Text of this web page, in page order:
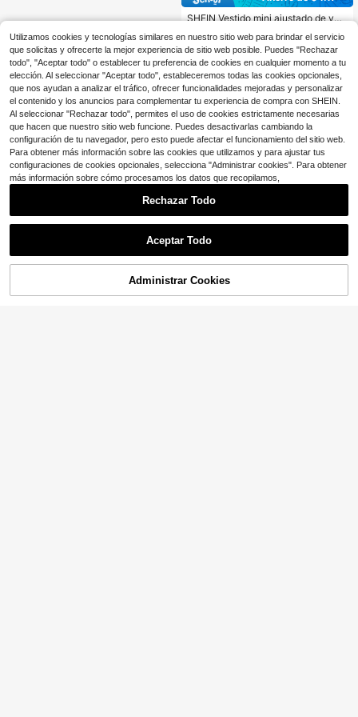
SHEIN Vestido mini ajustado de ver
hombros y estampado floral amarill
o crema para adolescentes
$4.52 -48%
¡34% DE DESCUENTO!
Utilizamos cookies y tecnologías similares en nuestro sitio web para brindar el servicio
que solicitas y ofrecerte la mejor experiencia de sitio web posible. Puedes "Rechazar
todo", "Aceptar todo" o establecer tu preferencia de cookies en cualquier momento a tu
elección. Al seleccionar "Aceptar todo", estableceremos todas las cookies opcionales,
que nos ayudan a analizar el tráfico, ofrecer funcionalidades mejoradas y personalizar
el contenido y los anuncios para complementar tu experiencia de compra con SHEIN.
Al seleccionar "Rechazar todo", permites el uso de cookies estrictamente necesarias
que hacen que nuestro sitio web funcione. Puedes desactivarlas cambiando la
configuración de tu navegador, pero esto puede afectar el funcionamiento del sitio web.
Para obtener más información sobre las cookies que utilizamos y para ajustar tus
configuraciones de cookies opcionales, selecciona "Administrar cookies". Para obtener
más información sobre cómo procesamos los datos que recopilamos,
Rechazar Todo
Aceptar Todo
Administrar Cookies